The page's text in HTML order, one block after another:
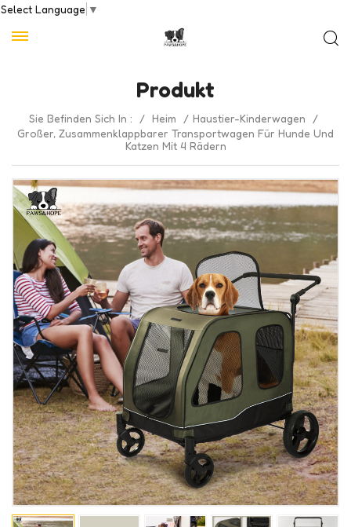
Select Language ▼
Produkt
Sie Befinden Sich In : / Heim / Haustier-Kinderwagen
/
Großer, Zusammenklappbarer Transportwagen Für Hunde Und
Katzen Mit 4 Rädern